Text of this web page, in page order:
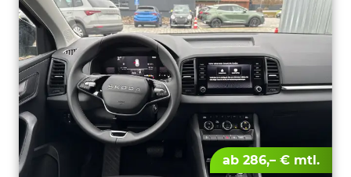
ab 286,– € mtl.